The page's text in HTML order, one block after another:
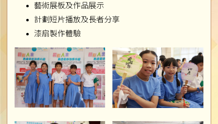
藝術展板及作品展示
計劃短片播放及長者分享
漆扇製作體驗